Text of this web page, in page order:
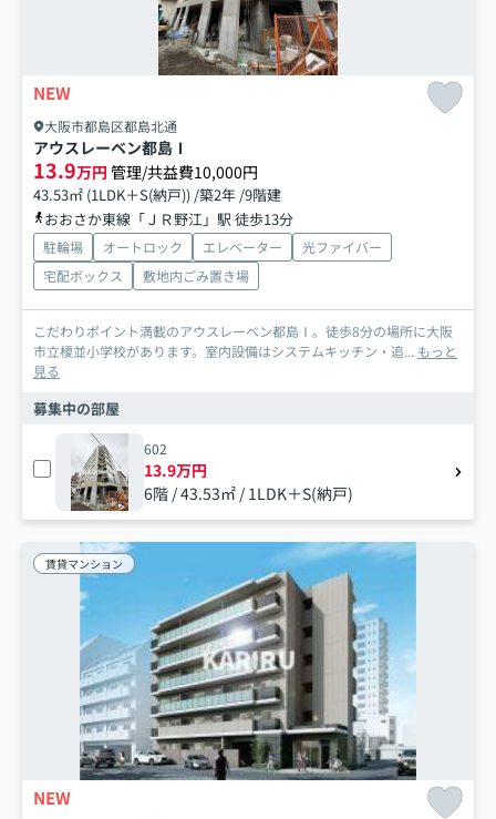
NEW
大阪市都島区都島北通
アウスレーベン都島Ⅰ
13.9万円 管理/共益費10,000円
43.53㎡ (1LDK＋S(納戸)) /築2年 /9階建
おおさか東線「ＪＲ野江」駅 徒歩13分
駐輪場 オートロック エレベーター
光ファイバー
宅配ボックス
敷地内ごみ置き場
こだわりポイント満載のアウスレーベン都島Ⅰ。徒歩8分の場所に大阪
市立榎並小学校があります。室内設備はシステムキッチン・追... もっと
見る
募集中の部屋
602
13.9万円
6階 / 43.53㎡ / 1LDK＋S(納戸)
賃貸マンション
NEW